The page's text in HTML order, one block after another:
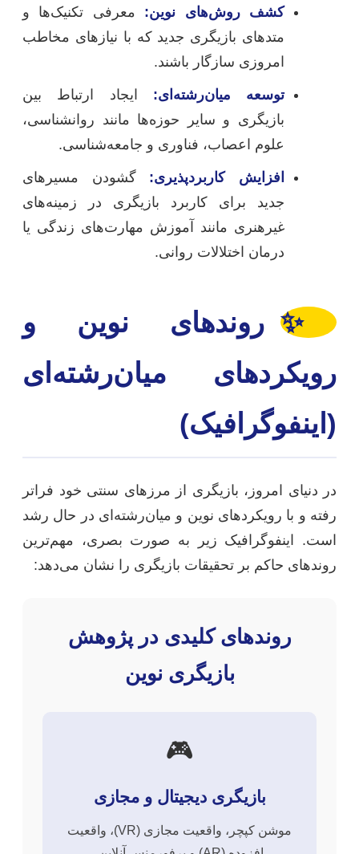
کشف روش‌های نوین: معرفی تکنیک‌ها و
متدهای بازیگری جدید که با نیازهای مخاطب
امروزی سازگار باشند.
توسعه میان‌رشته‌ای: ایجاد ارتباط بین
بازیگری و سایر حوزه‌ها مانند روانشناسی،
علوم اعصاب، فناوری و جامعه‌شناسی.
افزایش کاربردپذیری: گشودن مسیرهای
جدید برای کاربرد بازیگری در زمینه‌های
غیرهنری مانند آموزش مهارت‌های زندگی یا
درمان اختلالات روانی.
✨ روندهای نوین و
رویکردهای میان‌رشته‌ای
(اینفوگرافیک)
در دنیای امروز، بازیگری از مرزهای سنتی خود فراتر
رفته و با رویکردهای نوین و میان‌رشته‌ای در حال رشد
است. اینفوگرافیک زیر به صورت بصری، مهم‌ترین
روندهای حاکم بر تحقیقات بازیگری را نشان می‌دهد:
روندهای کلیدی در پژوهش
بازیگری نوین
🎮
بازیگری دیجیتال و مجازی
موشن کپچر، واقعیت مجازی (VR)، واقعیت